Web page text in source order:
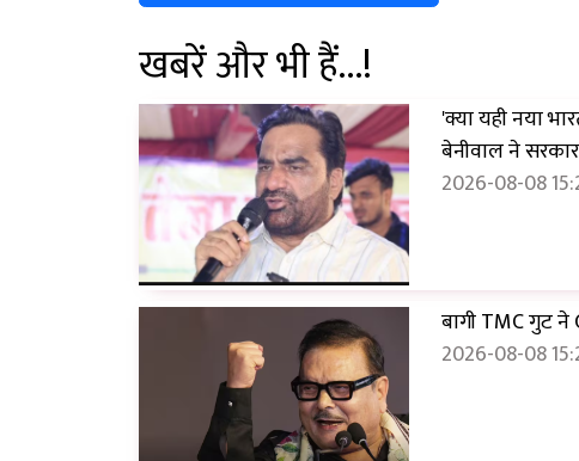
खबरें और भी हैं...!
'क्या यही नया
बेनीवाल ने
2026-08-08
बागी TMC गुट ने
2026-08-08